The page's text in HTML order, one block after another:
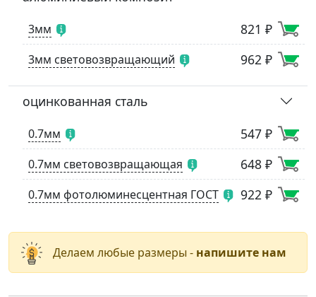
3мм 821 ₽
3мм световозвращающий 962 ₽
оцинкованная сталь
0.7мм 547 ₽
0.7мм световозвращающая 648 ₽
0.7мм фотолюминесцентная ГОСТ 922 ₽
Делаем любые размеры - напишите нам